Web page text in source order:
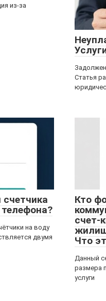
из-за
Статья
счетчика
на воду
двумя
Кто
счет-
Что
Данный
размера
услуги